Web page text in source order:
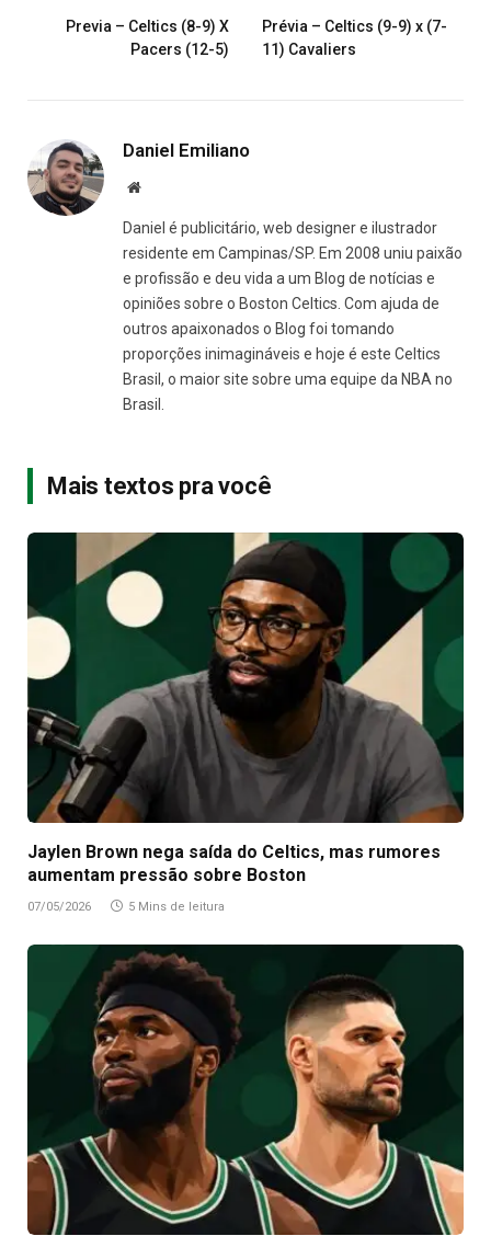
Previa – Celtics (8-9) X
Pacers (12-5)
Prévia – Celtics (9-9) x (7-
11) Cavaliers
Daniel Emiliano
Site
Daniel é publicitário, web designer e ilustrador
residente em Campinas/SP. Em 2008 uniu paixão
e profissão e deu vida a um Blog de notícias e
opiniões sobre o Boston Celtics. Com ajuda de
outros apaixonados o Blog foi tomando
proporções inimagináveis e hoje é este Celtics
Brasil, o maior site sobre uma equipe da NBA no
Brasil.
Mais textos pra você
Jaylen Brown nega saída do Celtics, mas rumores
aumentam pressão sobre Boston
07/05/2026 5 Mins de leitura